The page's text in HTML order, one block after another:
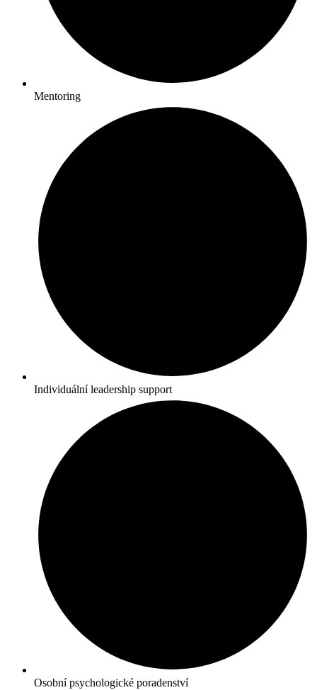
Mentoring
Individuální leadership support
Osobní psychologické poradenství